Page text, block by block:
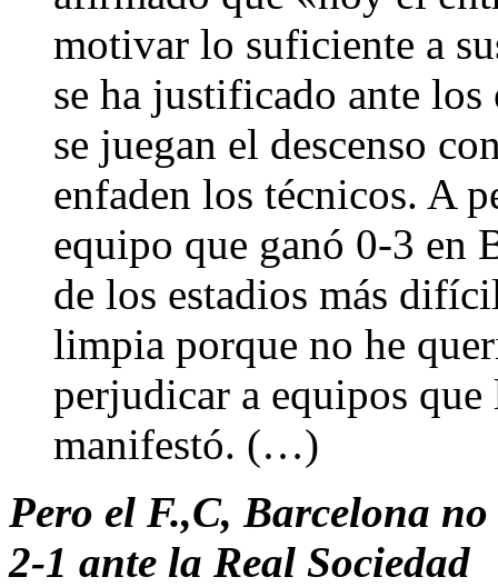
motivar lo suficiente a
se ha justificado ante los
se juegan el descenso
enfaden los técnicos. A
equipo que ganó 0-3 en
de los estadios más
limpia porque no he
perjudicar a equipos
manifestó. (…)
Pero el F.,C, Barcelona
2-1 ante la Real Sociedad